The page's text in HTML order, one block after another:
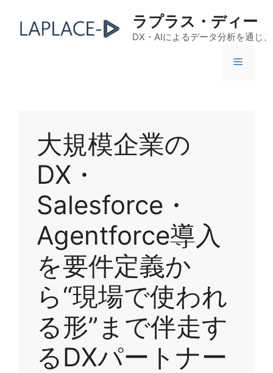
ラプラス・ディー
DX・AIによるデータ分析を通じ
メ
大規模企業の
DX・
Salesforce・
Agentforce導入
を要件定義か
ら“現場で使われ
る形”まで伴走す
るDXパートナー